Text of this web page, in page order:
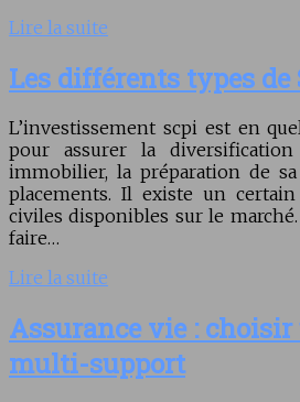
Lire la suite
Les différents types de
L’investissement scpi est en
pour assurer la
immobilier, la préparation de
placements. Il existe un
civiles disponibles sur le
faire…
Lire la suite
Assurance vie :
multi-support